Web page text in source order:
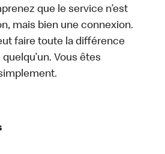
que le service n’est
mais bien une connexion.
faire toute la différence
Vous êtes